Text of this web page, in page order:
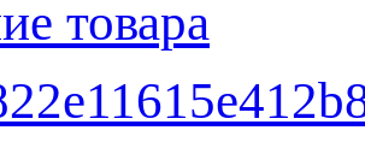
товара